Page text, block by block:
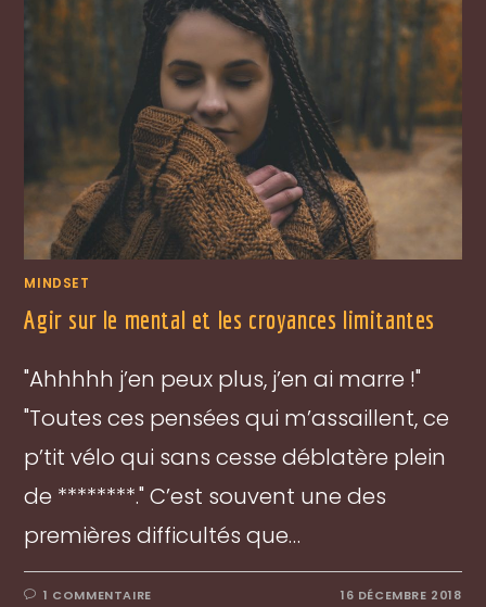
MINDSET
Agir sur le mental et les croyances limitantes
"Ahhhhh j’en peux plus, j’en ai marre !"
"Toutes ces pensées qui m’assaillent, ce
p’tit vélo qui sans cesse déblatère plein
de ********." C’est souvent une des
premières difficultés que…
1 COMMENTAIRE 16 DÉCEMBRE 2018